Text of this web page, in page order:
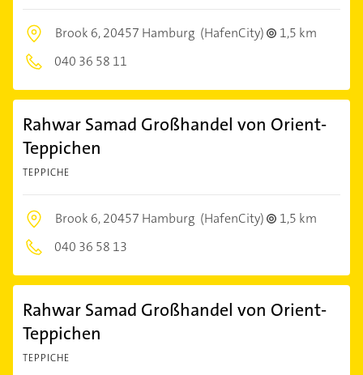
Brook 6,20457 Hamburg (HafenCity)
1,5 km
040 36 58 11
Rahwar Samad Großhandel von Orient-
Teppichen
TEPPICHE
Brook 6,20457 Hamburg (HafenCity)
1,5 km
040 36 58 13
Rahwar Samad Großhandel von Orient-
Teppichen
TEPPICHE